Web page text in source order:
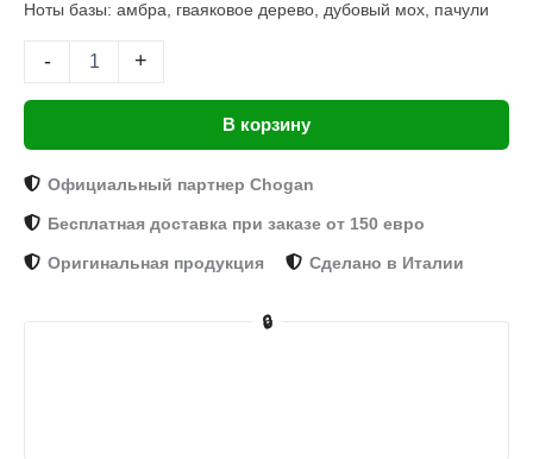
Ноты базы: амбра, гваяковое дерево, дубовый мох, пачули
- +
В корзину
Официальный партнер Chogan
Бесплатная доставка при заказе от 150 евро
Оригинальная продукция Сделано в Италии
🔒